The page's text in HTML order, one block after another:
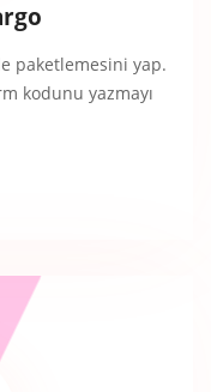
paketlemesini yap.
kodunu yazmayı